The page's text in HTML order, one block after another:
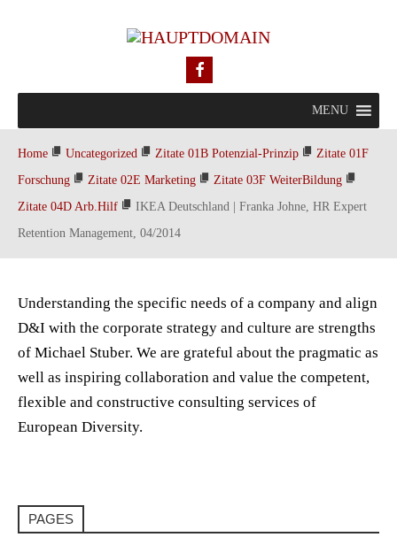
MENU
Home Uncategorized Zitate 01B Potenzial-Prinzip
Zitate 01F
Forschung
Zitate 02E Marketing
Zitate 03F WeiterBildung
Zitate 04D Arb.Hilf
IKEA Deutschland | Franka Johne, HR Expert
Retention Management, 04/2014
Understanding the specific needs of a company and align
D&I with the corporate strategy and culture are strengths
of Michael Stuber. We are grateful about the pragmatic as
well as inspiring collaboration and value the competent,
flexible and constructive consulting services of
European Diversity.
PAGES